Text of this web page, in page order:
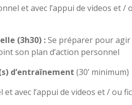
et avec l’appui de videos et /
(3h30) :Se préparer pour agir
son plan d’action personnel
d’entraînement (30’ minimum)
avec l’appui de videos et / ou